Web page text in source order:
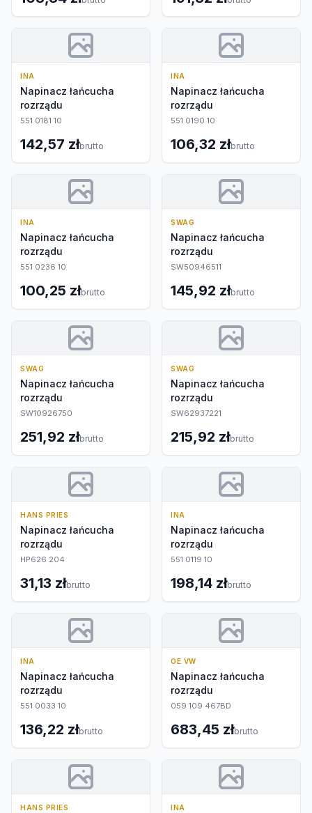
INA
Napinacz łańcucha
rozrządu
551 0181 10
142,57 złbrutto
INA
Napinacz łańcucha
rozrządu
551 0190 10
106,32 złbrutto
INA
Napinacz łańcucha
rozrządu
551 0236 10
100,25 złbrutto
SWAG
Napinacz łańcucha
rozrządu
SW50946511
145,92 złbrutto
SWAG
Napinacz łańcucha
rozrządu
SW10926750
251,92 złbrutto
SWAG
Napinacz łańcucha
rozrządu
SW62937221
215,92 złbrutto
HANS PRIES
Napinacz łańcucha
rozrządu
HP626 204
31,13 złbrutto
INA
Napinacz łańcucha
rozrządu
551 0119 10
198,14 złbrutto
INA
Napinacz łańcucha
rozrządu
551 0033 10
136,22 złbrutto
OE VW
Napinacz łańcucha
rozrządu
059 109 467BD
683,45 złbrutto
HANS PRIES INA